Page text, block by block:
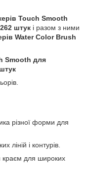
Touch Smooth
штук і разом з ними
Water Color Brush
Smooth для
різної форми для
ліній і контурів.
краєм для широких